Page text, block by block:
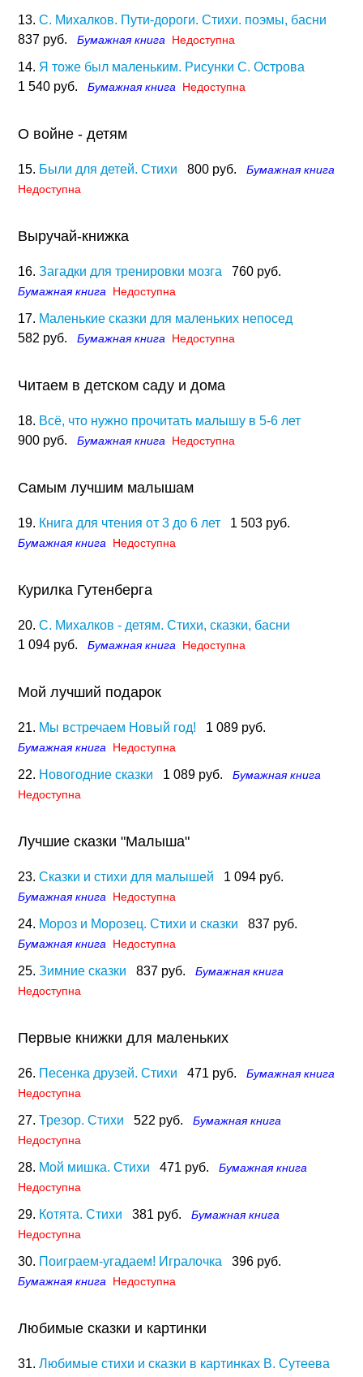
13. С. Михалков. Пути-дороги. Стихи. поэмы, басни
837 руб.
Бумажная книга Недоступна
14. Я тоже был маленьким. Рисунки С. Острова
1 540 руб.
Бумажная книга Недоступна
О войне - детям
15. Были для детей. Стихи 800 руб.
Бумажная книга
Недоступна
Выручай-книжка
16. Загадки для тренировки мозга 760 руб.
Бумажная книга Недоступна
17. Маленькие сказки для маленьких непосед
582 руб.
Бумажная книга Недоступна
Читаем в детском саду и дома
18. Всё, что нужно прочитать малышу в 5-6 лет
900 руб.
Бумажная книга Недоступна
Самым лучшим малышам
19. Книга для чтения от 3 до 6 лет 1 503 руб.
Бумажная книга Недоступна
Курилка Гутенберга
20. С. Михалков - детям. Стихи, сказки, басни
1 094 руб.
Бумажная книга Недоступна
Мой лучший подарок
21. Мы встречаем Новый год! 1 089 руб.
Бумажная книга Недоступна
22. Новогодние сказки 1 089 руб.
Бумажная книга
Недоступна
Лучшие сказки "Малыша"
23. Сказки и стихи для малышей 1 094 руб.
Бумажная книга Недоступна
24. Мороз и Морозец. Стихи и сказки 837 руб.
Бумажная книга Недоступна
25. Зимние сказки 837 руб.
Бумажная книга
Недоступна
Первые книжки для маленьких
26. Песенка друзей. Стихи 471 руб.
Бумажная книга
Недоступна
27. Трезор. Стихи 522 руб.
Бумажная книга
Недоступна
28. Мой мишка. Стихи 471 руб.
Бумажная книга
Недоступна
29. Котята. Стихи 381 руб.
Бумажная книга
Недоступна
30. Поиграем-угадаем! Игралочка 396 руб.
Бумажная книга Недоступна
Любимые сказки и картинки
31. Любимые стихи и сказки в картинках В. Сутеева